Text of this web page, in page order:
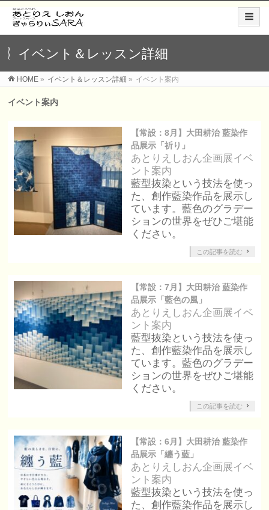
イベント＆レッスン詳細
HOME » イベント＆レッスン詳細 » イベント案内
イベント案内
【常設：8月】大田耕治 藍染作
品展示「祈り」
あとりえしおん企画展イベ
ント案内
藍型抜染という技法を使っ
た、創作藍染作品を展示し
ています。藍色のグラデー
ションの世界をぜひご堪能
ください。
この記事を読む
【常設：7月】大田耕治 藍染作
品展示「藍色の風」
あとりえしおん企画展イベ
ント案内
藍型抜染という技法を使っ
た、創作藍染作品を展示し
ています。藍色のグラデー
ションの世界をぜひご堪能
ください。
この記事を読む
【常設：6月】大田耕治 藍染作
品展示「纏う藍」
あとりえしおん企画展イベ
ント案内
藍型抜染という技法を使っ
た、創作藍染作品を展示し